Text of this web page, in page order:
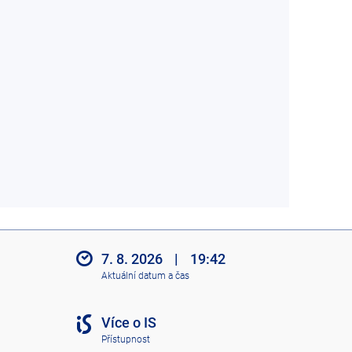
7. 8. 2026 | 19:42
Aktuální datum a čas
Více o IS
Přístupnost